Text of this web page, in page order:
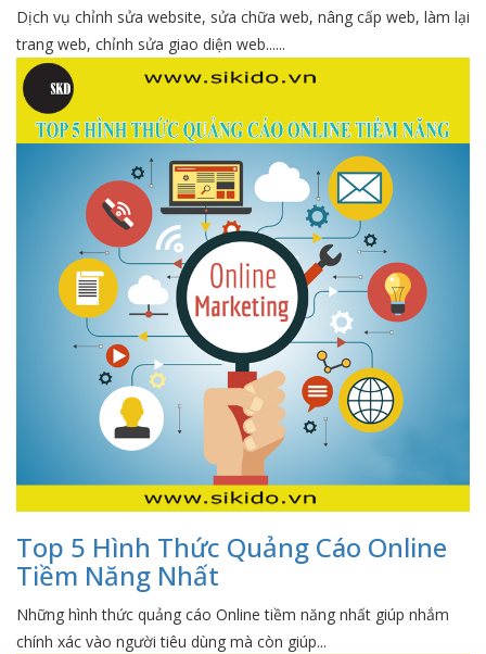
Dịch vụ chỉnh sửa website, sửa chữa web, nâng cấp web, làm lại
trang web, chỉnh sửa giao diện web......
Top 5 Hình Thức Quảng Cáo Online
Tiềm Năng Nhất
Những hình thức quảng cáo Online tiềm năng nhất giúp nhắm
chính xác vào người tiêu dùng mà còn giúp...